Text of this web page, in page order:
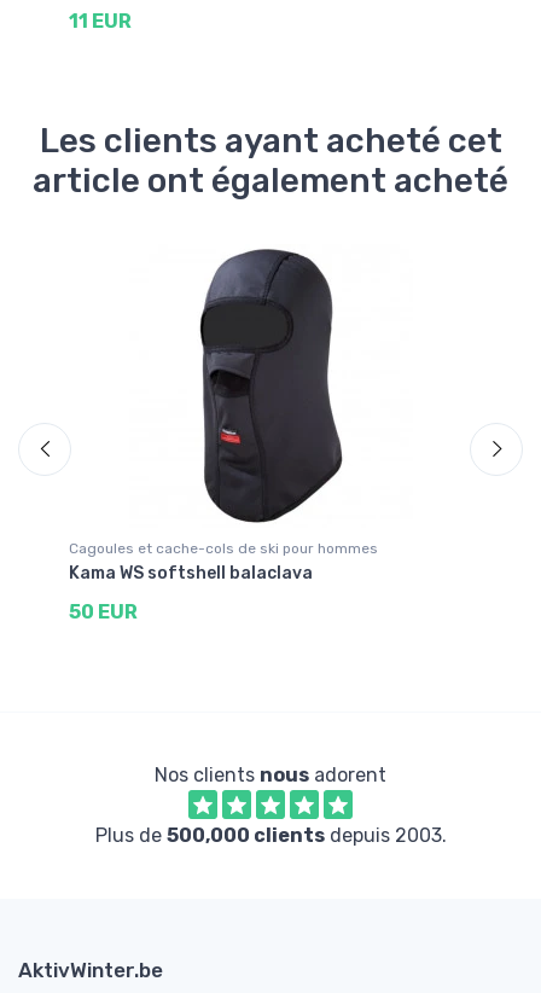
11 EUR
Les clients ayant acheté cet
article ont également acheté
Cagoules et cache-cols de ski pour hommes
Kama WS softshell balaclava
50 EUR
Nos clients nous adorent
Plus de 500,000 clientsdepuis 2003.
AktivWinter.be